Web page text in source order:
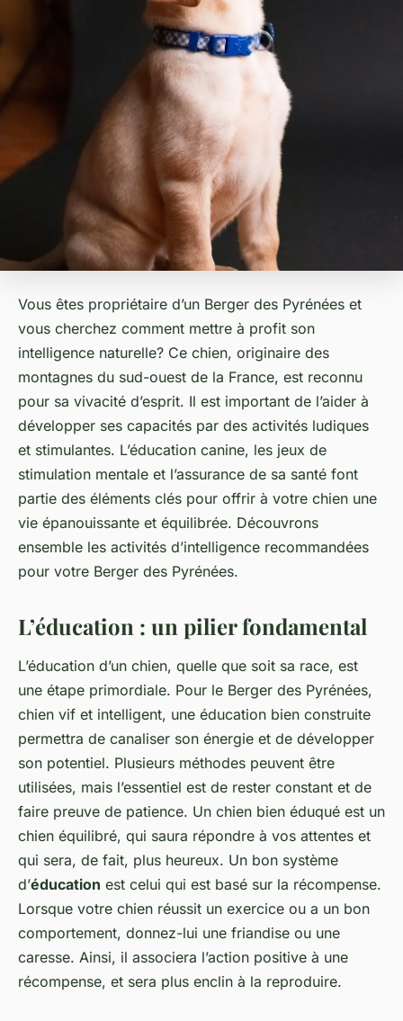
Vous êtes propriétaire d’un Berger des Pyrénées et
vous cherchez comment mettre à profit son
intelligence naturelle? Ce chien, originaire des
montagnes du sud-ouest de la France, est reconnu
pour sa vivacité d’esprit. Il est important de l’aider à
développer ses capacités par des activités ludiques
et stimulantes. L’éducation canine, les jeux de
stimulation mentale et l’assurance de sa santé font
partie des éléments clés pour offrir à votre chien une
vie épanouissante et équilibrée. Découvrons
ensemble les activités d’intelligence recommandées
pour votre Berger des Pyrénées.
L’éducation : un pilier fondamental
L’éducation d’un chien, quelle que soit sa race, est
une étape primordiale. Pour le Berger des Pyrénées,
chien vif et intelligent, une éducation bien construite
permettra de canaliser son énergie et de développer
son potentiel. Plusieurs méthodes peuvent être
utilisées, mais l’essentiel est de rester constant et de
faire preuve de patience. Un chien bien éduqué est un
chien équilibré, qui saura répondre à vos attentes et
qui sera, de fait, plus heureux. Un bon système
d’éducation est celui qui est basé sur la récompense.
Lorsque votre chien réussit un exercice ou a un bon
comportement, donnez-lui une friandise ou une
caresse. Ainsi, il associera l’action positive à une
récompense, et sera plus enclin à la reproduire.